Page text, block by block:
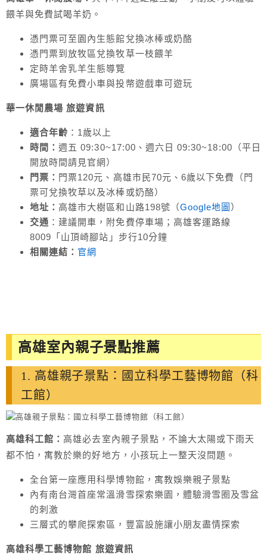
餵羊與免費試喝羊奶。
憑門票可至園內生態館兌換冰棒或奶酪
憑門票到放牧區兌換牧草一枝餵羊
定時羊舍乳羊生態導覽
廣場區有免費小車與投幣遊戲車可遊玩
華一休閒農場 旅遊資訊
適合年齡 ：1歲以上
時間：週五 09:30~17:00、週六日 09:30~18:00（平日
開放時間請見官網）
門票： 門票120元、高雄市民70元、6歲以下免費（門
票可兌換牧草以及冰棒或奶酪）
地址： 高雄市大樹區和山路198號（Google地圖 ）
交通 ：建議開車，附免費停車場；高雄客運路線
8009「山頂崎腳站」步行10分鐘
相關連結： 官網
高雄室內親子景點推薦
1. 高雄親子景點：國立科學工藝博物館（科
工館）
高雄科工館： 高雄必去室內親子景點，不論大太陽或下雨天
都不怕，寓教於樂的好地方，小孩玩上一整天沒問題。
全台第一座應用科學博物館，寓教娛樂親子景點
內有南台灣首座常溫滑雪探索樂園，體驗滑雪圈及雪盆
的刺激
三層式的攀爬探索區，豐富設施讓小朋友盡情探索
高雄科學工藝博物館 旅遊資訊